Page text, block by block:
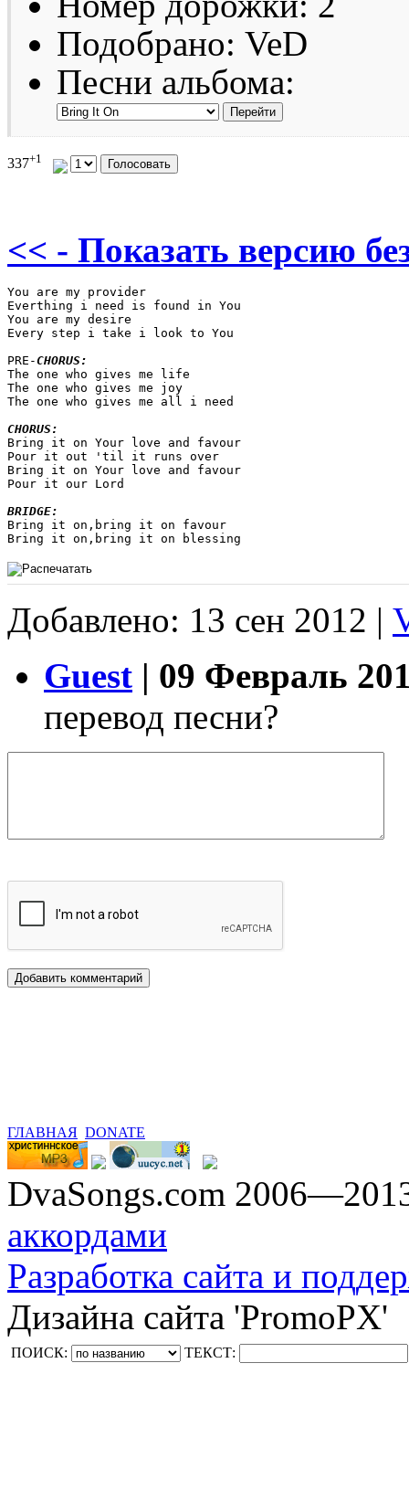
Подобрано: VeD
Песни альбома:
337+1
<< - Показать версию
You are my provider
Everthing i need is found in You
You are my desire
Every step i take i look to You
PRE-CHORUS:
The one who gives me life
The one who gives me joy
The one who gives me all i need
CHORUS:
Bring it on Your love and favour
Pour it out 'til it runs over
Bring it on Your love and favour
Pour it our Lord
BRIDGE:
Bring it on,bring it on favour
Bring it on,bring it on blessing
Добавлено: 13 сен 2012 |
Guest | 09 Февраль
перевод песни?
ГЛАВНАЯ DONATE
DvaSongs.com
аккордами
Разработка сайта и
Дизайна сайта 'PromoPX'
ПОИСК: ТЕКСТ: